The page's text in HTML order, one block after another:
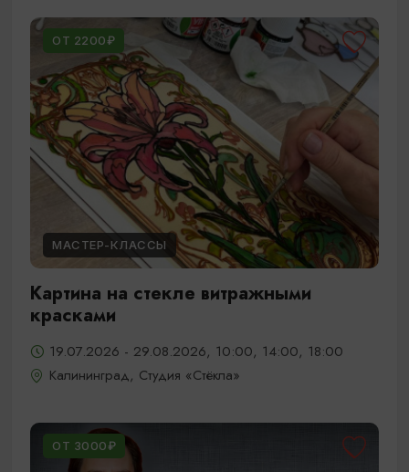
ОТ 2200₽
МАСТЕР-КЛАССЫ
Картина на стекле витражными
красками
19.07.2026 - 29.08.2026, 10:00, 14:00, 18:00
Калининград, Студия «Стёкла»
ОТ 3000₽